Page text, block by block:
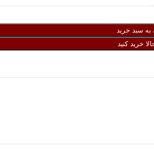
به سبد خرید
خرید کنید